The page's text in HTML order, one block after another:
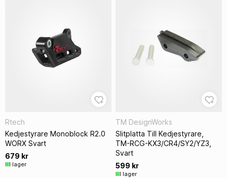
Rtech
Kedjestyrare Monoblock R2.0
WORX Svart
679 kr
I lager
TM DesignWorks
Slitplatta Till Kedjestyrare,
TM-RCG-KX3/CR4/SY2/YZ3,
Svart
599 kr
I lager